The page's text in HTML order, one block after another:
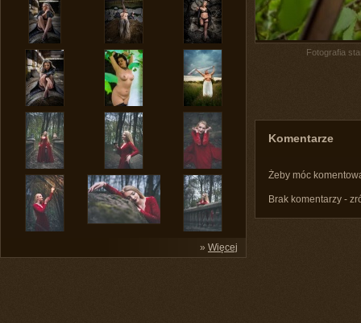
» Więcej
Fotografia
Komentarze
Żeby móc
Brak komentarzy -